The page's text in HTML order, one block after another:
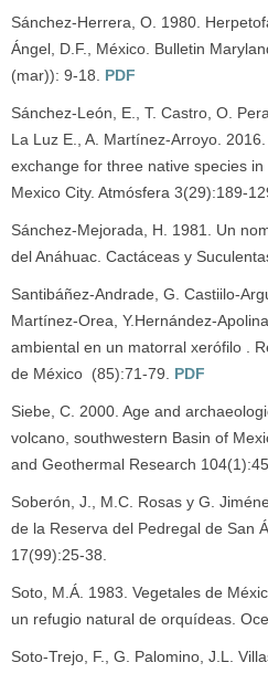
Sánchez-Herrera, O. 1980.
Ángel, D.F., México. Bulletin
(mar)): 9-18. PDF
Sánchez-León, E., T. Castro, O.
La Luz E., A. Martínez-Arroyo.
exchange for three native species
Mexico City. Atmósfera 3(29):189-
Sánchez-Mejorada, H. 1981. Un
del Anáhuac. Cactáceas y
Santibáñez-Andrade, G. Castiilo-
Martínez-Orea, Y.Hernández-
ambiental en un matorral xerófilo .
de México (85):71-79. PDF
Siebe, C. 2000. Age and
volcano, southwestern Basin of
and Geothermal Research
Soberón, J., M.C. Rosas y G.
de la Reserva del Pedregal de San
17(99):25-38.
Soto, M.Á. 1983. Vegetales de
un refugio natural de orquídeas.
Soto-Trejo, F., G. Palomino, J.L.